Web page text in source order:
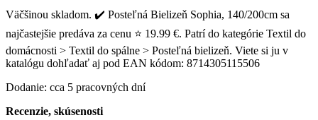
Väčšinou skladom. ✔️ Posteľná Bielizeň Sophia, 140/200cm sa
najčastejšie predáva za cenu ⭐ 19.99 €. Patrí do kategórie Textil do
domácnosti > Textil do spálne > Posteľná bielizeň. Viete si ju v
katalógu dohľadať aj pod EAN kódom: 8714305115506
Dodanie: cca 5 pracovných dní
Recenzie, skúsenosti